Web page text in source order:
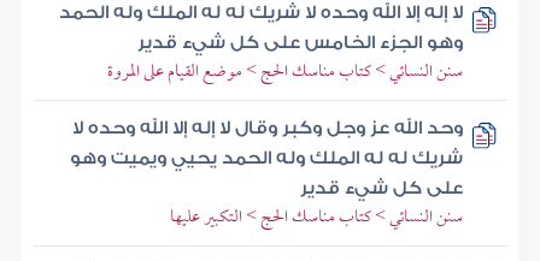
لا إله إلا الله وحده لا شريك له له الملك وله الحمد
وهو الجزء الخامس على كل شيء قدير
سنن النسائي > كتاب مناسك الحج > موضع القيام على المروة
وحد الله عز وجل وكبر وقال لا إله إلا الله وحده لا
شريك له له الملك وله الحمد يحيي ويميت وهو
على كل شيء قدير
سنن النسائي > كتاب مناسك الحج > التكبير عليها